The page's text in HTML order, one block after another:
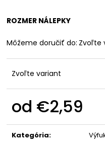
ROZMER NÁLEPKY
Môžeme doručiť do: Zvoľte
Zvoľte variant
od €2,59
cena:
Kategória: